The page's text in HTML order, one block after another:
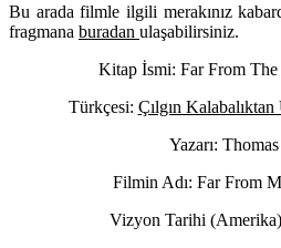
Bu arada filmle ilgili merakınız
fragmana buradan ulaşabilirsiniz.
Kitap İsmi: Far From
Türkçesi: Çılgın Kalabalıktan
Yazarı:
Filmin Adı: Far From
Vizyon Tarihi